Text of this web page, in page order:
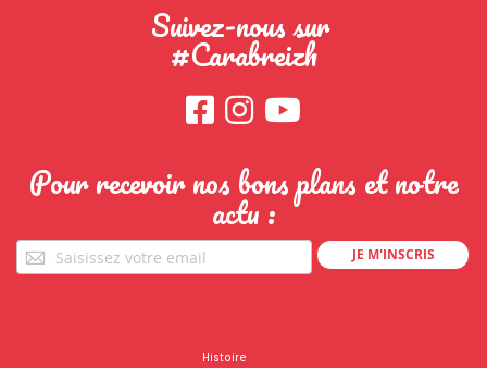
Suivez-nous sur
#Carabreizh
Pour recevoir nos bons plans et notre
actu :
Pour
recevoir
JE M'INSCRIS
Histoire